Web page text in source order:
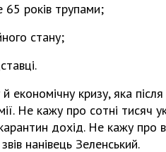
65 років трупами;
стану;
кризу, яка після
Не кажу про сотні тисяч
дохід. Не кажу про
нанівець Зеленський.